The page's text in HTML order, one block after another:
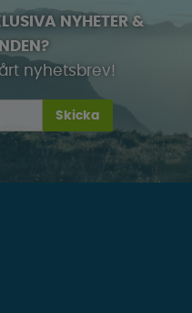
NYHETER &
nyhetsbrev!
Skicka